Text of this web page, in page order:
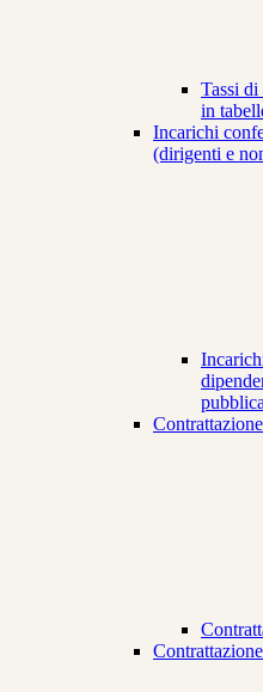
Tassi di
in
Incarichi
(dirigenti e